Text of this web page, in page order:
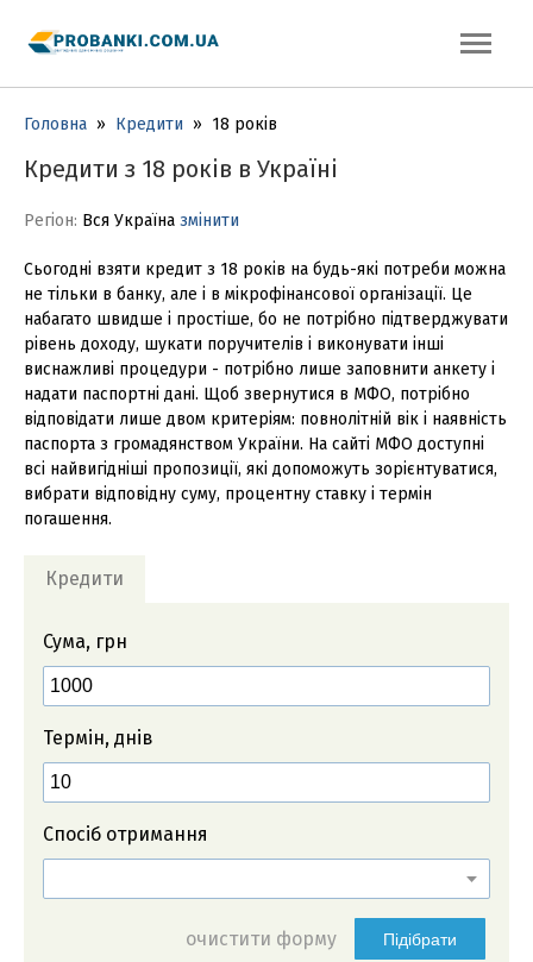
Головна » Кредити » 18 років
Кредити з 18 років в Україні
Регіон: Вся Україна змінити
Сьогодні взяти кредит з 18 років на будь-які потреби можна
не тільки в банку, але і в мікрофінансової організації. Це
набагато швидше і простіше, бо не потрібно підтверджувати
рівень доходу, шукати поручителів і виконувати інші
виснажливі процедури - потрібно лише заповнити анкету і
надати паспортні дані. Щоб звернутися в МФО, потрібно
відповідати лише двом критеріям: повнолітній вік і наявність
паспорта з громадянством України. На сайті МФО доступні
всі найвигідніші пропозиції, які допоможуть зорієнтуватися,
вибрати відповідну суму, процентну ставку і термін
погашення.
Кредити
Сума, грн
Термін, днів
Спосіб отримання
очистити форму Підібрати